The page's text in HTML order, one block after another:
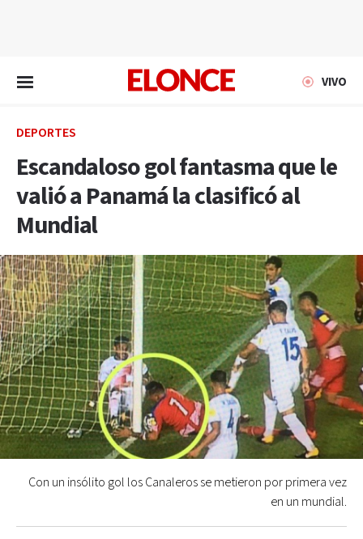
VIVO
DEPORTES
Escandaloso gol fantasma que le
valió a Panamá la clasificó al
Mundial
Con un insólito gol los Canaleros se metieron por primera vez
en un mundial.